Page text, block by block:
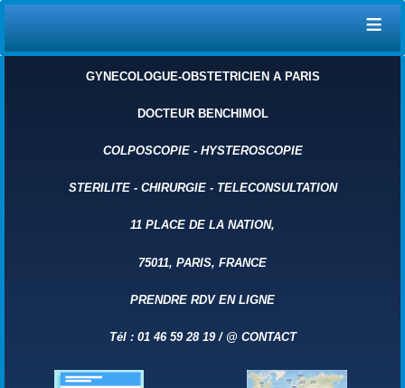
≡
GYNECOLOGUE-OBSTETRICIEN A PARIS
DOCTEUR BENCHIMOL
COLPOSCOPIE- HYSTEROSCOPIE
STERILITE- CHIRURGIE- TELECONSULTATION
11 PLACE DE LA NATION,
75011, PARIS, FRANCE
PRENDRE RDV EN LIGNE
Tél : 01 46 59 28 19 / @ CONTACT